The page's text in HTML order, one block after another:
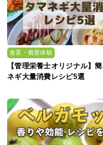
食育・農業体験
【管理栄養士オリジナル】
ネギ大量消費レシピ5選